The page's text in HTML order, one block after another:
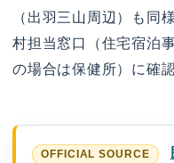
（出羽三山周辺）も同
村担当窓口（住宅宿泊
の場合は保健所）に確